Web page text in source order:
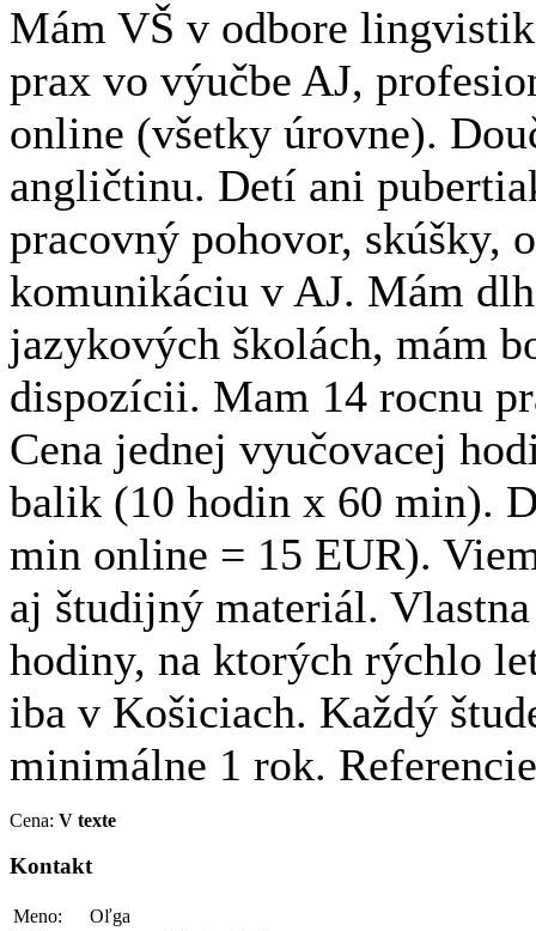
Mám VŠ v odbore
prax vo výučbe AJ,
online (všetky úrovne).
angličtinu. Detí ani
pracovný pohovor, skúšky,
komunikáciu v AJ. Mám
jazykových školách, mám
dispozícii. Mam 14 rocnu
Cena jednej vyučovacej
balik (10 hodin x 60 min).
min online = 15 EUR).
aj študijný materiál.
hodiny, na ktorých rýchlo
iba v Košiciach. Každý
minimálne 1 rok.
Cena: V texte
Kontakt
Meno:
Oľga